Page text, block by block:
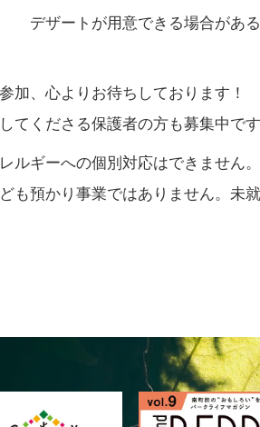
が用意できる場合があるため
加、心よりお待ちしております！
てくださる保護者の方も募集中です
ルギーへの個別対応はできません。
かり事業ではありません。未就